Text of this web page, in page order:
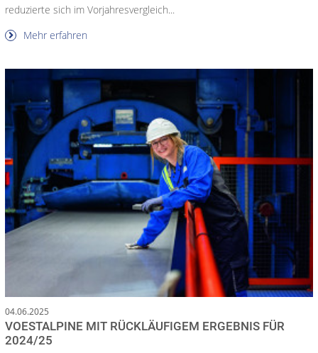
reduzierte sich im Vorjahresvergleich...
Mehr erfahren
04.06.2025
VOESTALPINE MIT RÜCKLÄUFIGEM ERGEBNIS FÜR
2024/25